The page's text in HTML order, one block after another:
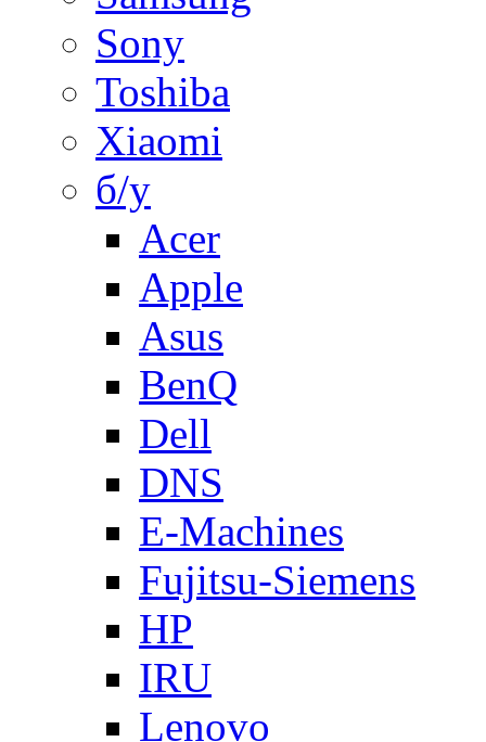
Sony
Toshiba
Xiaomi
б/у
Acer
Apple
Asus
BenQ
Dell
DNS
E-Machines
Fujitsu-Siemens
HP
IRU
Lenovo